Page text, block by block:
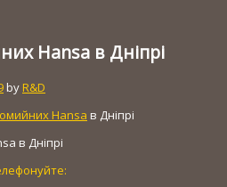
Hansa в Дніпрі
by R&D
Hansa в Дніпрі